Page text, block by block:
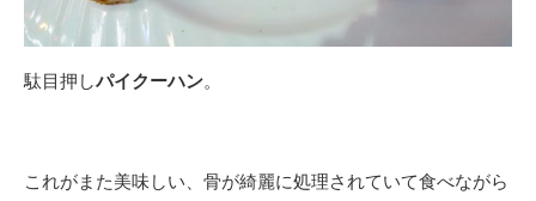
駄目押しパイクーハン。
これがまた美味しい、骨が綺麗に処理されていて食べながら